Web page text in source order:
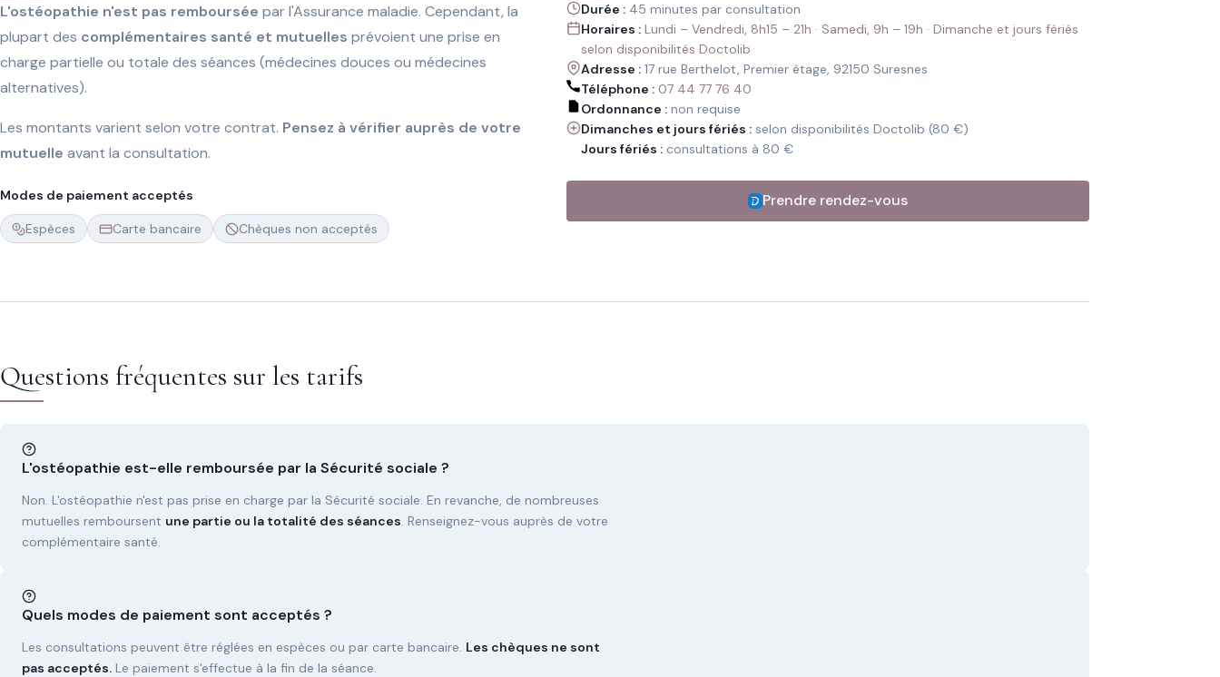
L'ostéopathie n'est pas remboursée par l'Assurance maladie. Cependant, la
plupart des complémentaires santé et mutuelles prévoient une prise en
charge partielle ou totale des séances (médecines douces ou médecines
alternatives).
Les montants varient selon votre contrat. Pensez à vérifier auprès de votre
mutuelle avant la consultation.
Modes de paiement acceptés
Espèces Carte bancaire Chèques non acceptés
Durée : 45 minutes par consultation
Horaires : Lundi – Vendredi, 8h15 – 21h · Samedi, 9h – 19h · Dimanche et jours fériés
selon disponibilités Doctolib
Adresse : 17 rue Berthelot, Premier étage, 92150 Suresnes
Téléphone : 07 44 77 76 40
Ordonnance : non requise
Dimanches et jours fériés : selon disponibilités Doctolib (80 €)
Jours fériés : consultations à 80 €
Prendre rendez-vous
Questions fréquentes sur les tarifs
L'ostéopathie est-elle remboursée par la Sécurité sociale ?
Non. L'ostéopathie n'est pas prise en charge par la Sécurité sociale. En revanche, de nombreuses
mutuelles remboursent une partie ou la totalité des séances. Renseignez-vous auprès de votre
complémentaire santé.
Quels modes de paiement sont acceptés ?
Les consultations peuvent être réglées en espèces ou par carte bancaire. Les chèques ne sont
pas acceptés. Le paiement s'effectue à la fin de la séance.